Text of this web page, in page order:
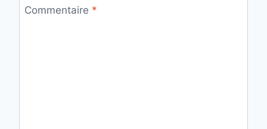
Commentaire *